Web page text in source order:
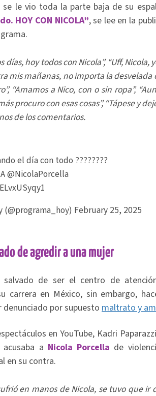
le vio toda la parte baja de su
HOY CON NICOLA”, se lee en la
días, hoy todos con Nicola”, “Uff, Nicola,
mis mañanas, no importa la desvelada
“Amamos a Nico, con o sin ropa”,
procuro con esas cosas”, “Tápese y
de los comentarios.
el día con todo ????????
@NicolaPorcella
(@programa_hoy) February 25, 2025
de agredir a una mujer
de ser el centro de
carrera en México, sin embargo,
por supuesto maltrato y
en YouTube, Kadri
a Nicola Porcella de
en su contra.
en manos de Nicola, se tuvo que ir